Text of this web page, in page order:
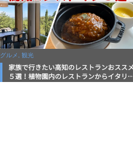
グルメ, 観光
家族で行きたい高知のレストランおスス
５選！植物園内のレストランからイタリ